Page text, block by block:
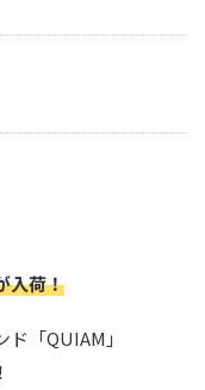
入荷！
「QUIAM」